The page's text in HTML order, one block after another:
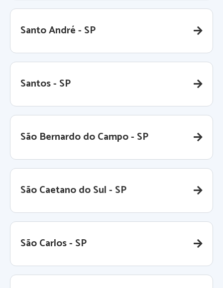
Santo André - SP
Santos - SP
São Bernardo do Campo - SP
São Caetano do Sul - SP
São Carlos - SP